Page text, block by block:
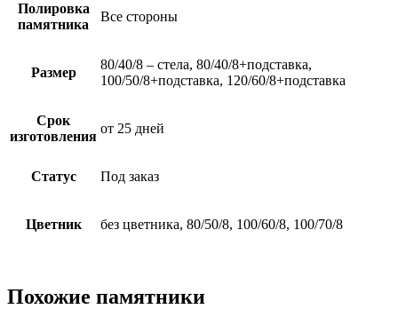
Полировка
памятника
Все стороны
Размер
80/40/8 – стела, 80/40/8+подставка,
100/50/8+подставка, 120/60/8+подставка
Срок
изготовления
от 25 дней
Статус Под заказ
Цветник без цветника, 80/50/8, 100/60/8, 100/70/8
Похожие памятники